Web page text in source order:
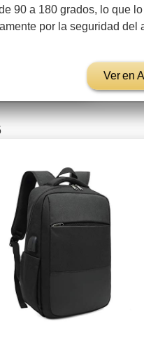
90 a 180 grados, lo que
por la seguridad del
Ver en